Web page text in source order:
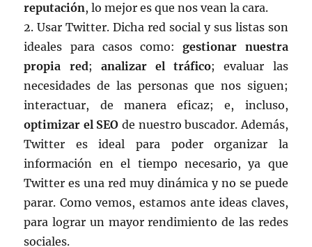
reputación, lo mejor es que nos vean la cara.
2. Usar Twitter. Dicha red social y sus listas son
ideales para casos como:gestionar nuestra
propia red; analizar el tráfico; evaluar las
necesidades de las personas que nos siguen;
interactuar, de manera eficaz; e, incluso,
optimizar el SEO de nuestro buscador. Además,
Twitter es ideal para poder organizar la
información en el tiempo necesario, ya que
Twitter es una red muy dinámica y no se puede
parar. Como vemos, estamos ante ideas claves,
para lograr un mayor rendimiento de las redes
sociales.